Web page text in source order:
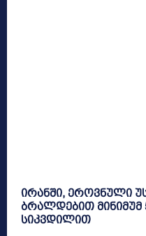
ირანში, ეროვნული
ბრალდებით მინიმუმ
სიკვდილით